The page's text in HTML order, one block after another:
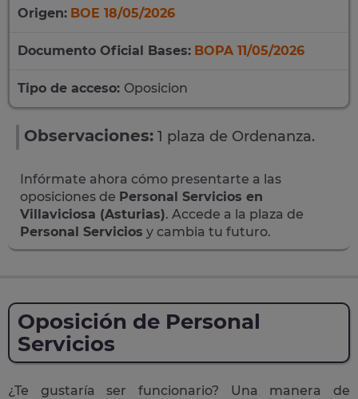
Origen: BOE 18/05/2026
Documento Oficial Bases: BOPA 11/05/2026
Tipo de acceso: Oposicion
Observaciones: 1 plaza de Ordenanza.
Infórmate ahora cómo presentarte a las
oposiciones de Personal Servicios en
Villaviciosa (Asturias). Accede a la plaza de
Personal Servicios y cambia tu futuro.
Oposición de Personal
Servicios
¿Te gustaría ser funcionario? Una manera de